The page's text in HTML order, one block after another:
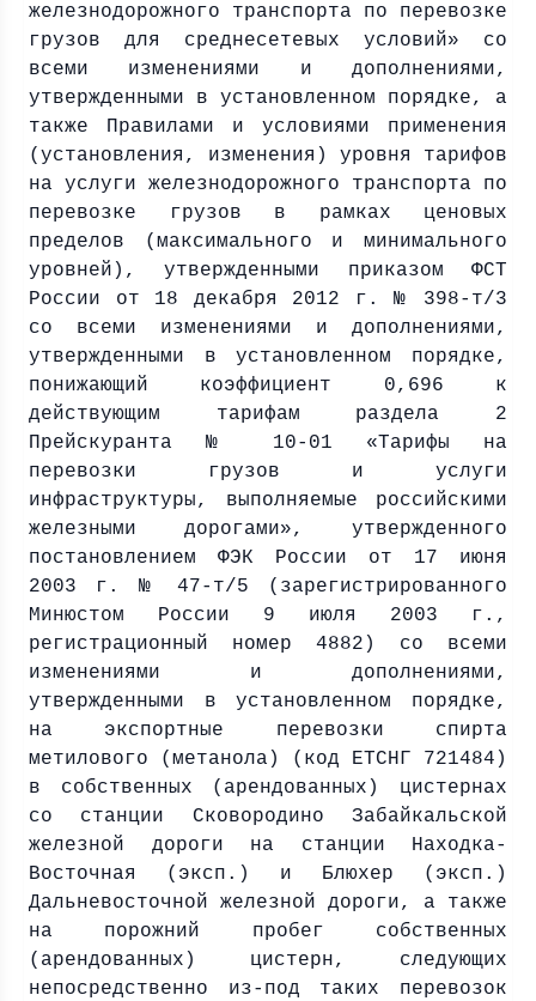
железнодорожного транспорта по перевозке
грузов для среднесетевых условий» со
всеми изменениями и дополнениями,
утвержденными в установленном порядке, а
также Правилами и условиями применения
(установления, изменения) уровня тарифов
на услуги железнодорожного транспорта по
перевозке грузов в рамках ценовых
пределов (максимального и минимального
уровней), утвержденными приказом ФСТ
России от 18 декабря 2012 г . № 398-т/3
со всеми изменениями и дополнениями,
утвержденными в установленном порядке,
понижающий коэффициент 0,696 к
действующим тарифам раздела 2
Прейскуранта № 10-01 «Тарифы на
перевозки грузов и услуги
инфраструктуры, выполняемые российскими
железными дорогами», утвержденного
постановлением ФЭК России от 17 июня
2003 г . № 47-т/5 (зарегистрированного
Минюстом России 9 июля 2003 г .,
регистрационный номер 4882) со всеми
изменениями и дополнениями,
утвержденными в установленном порядке,
на экспортные перевозки спирта
метилового (метанола) (код ЕТСНГ 721484)
в собственных (арендованных) цистернах
со станции Сковородино Забайкальской
железной дороги на станции Находка-
Восточная (эксп.) и Блюхер (эксп.)
Дальневосточной железной дороги, а также
на порожний пробег собственных
(арендованных) цистерн, следующих
непосредственно из-под таких перевозок